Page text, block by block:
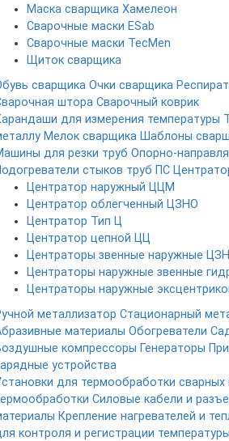
Маска сварщика Хамелеон
Сварочные маски ESab
Сварочные маски TecMen
Щиток сварщика
сварщика Очки сварщика
штора Сварочный коврик
для измерения температуры
Мелок сварщика Шаблоны
для резки труб Опорно-
стыков труб ПС
Центратор наружный ЦЦМ
Центратор облегченный ЦЗНО
Центратор Тип Ц
Центратор цепной ЦЦ
Центраторы звенные наружные ЦЗН
Центраторы наружные звенные
Центраторы наружные
металлизатор Стационарный
материалы Обогреватели
компрессоры Генераторы
устройства
для термообработки сварных
Силовые кабели и
Крепление нагревателей и
контроля и регистрации температуры